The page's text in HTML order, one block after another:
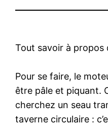
Tout savoir à propos
Pour se faire, le
être pâle et piquant.
cherchez un seau
taverne circulaire :